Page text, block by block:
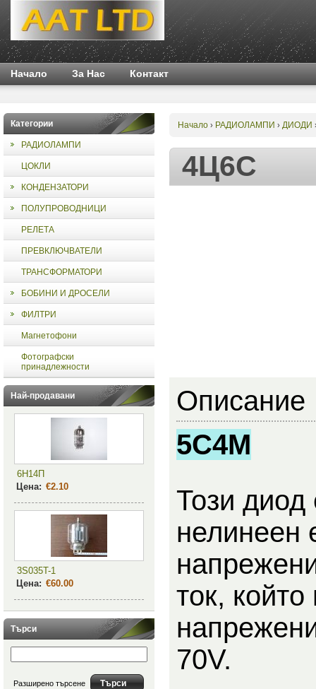
Начало За Нас Контакт
Категории
РАДИОЛАМПИ
ЦОКЛИ
КОНДЕНЗАТОРИ
ПОЛУПРОВОДНИЦИ
РЕЛЕТА
ПРЕВКЛЮЧВАТЕЛИ
ТРАНСФОРМАТОРИ
БОБИНИ И ДРОСЕЛИ
ФИЛТРИ
Магнетофони
Фотографски
принадлежности
Най-продавани
6Н14П
Цена: €2.10
3S035T-1
Цена: €60.00
Търси
Разширено търсене
Начало› РАДИОЛАМПИ › ДИОДИ
4Ц6С
Описание
5С4М
Този диод
нелинеен
ток,
70V.